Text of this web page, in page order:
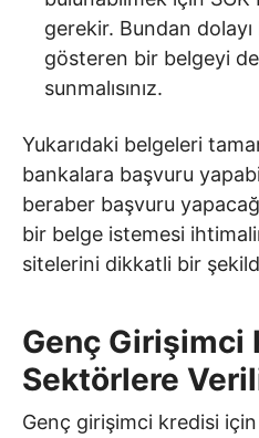
gerekir. Bundan dolayı
gösteren bir belgeyi de
sunmalısınız.
Yukarıdaki belgeleri
bankalara başvuru
beraber başvuru
bir belge istemesi
sitelerini dikkatli bir
Genç Girişimci
Sektörlere
Genç girişimci kredisi